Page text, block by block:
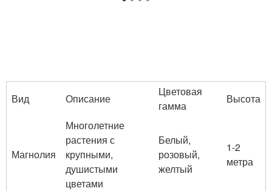
Вид Описание
Цветовая
гамма
Высота
Магнолия
Многолетние
растения с
крупными,
душистыми
цветами
Белый,
розовый,
желтый
1-2
метра